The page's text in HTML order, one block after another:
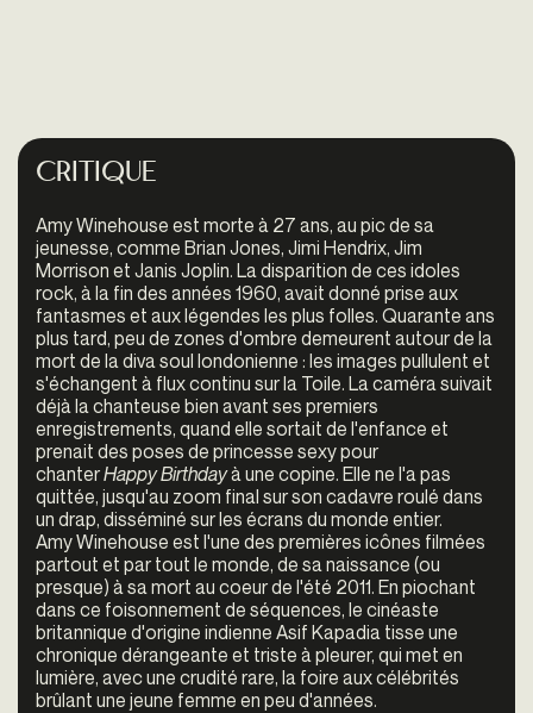
Critique
Amy Winehouse est morte à 27 ans, au pic de sa
jeunesse, comme Brian Jones, Jimi Hendrix, Jim
Morrison et Janis Joplin. La disparition de ces idoles
rock, à la fin des années 1960, avait donné prise aux
fantasmes et aux légendes les plus folles. Quarante ans
plus tard, peu de zones d'ombre demeurent autour de la
mort de la diva soul londonienne : les images pullulent et
s'échangent à flux continu sur la Toile. La caméra suivait
déjà la chanteuse bien avant ses premiers
enregistrements, quand elle sortait de l'enfance et
prenait des poses de princesse sexy pour
chanterHappy Birthdayà une copine. Elle ne l'a pas
quittée, jusqu'au zoom final sur son cadavre roulé dans
un drap, disséminé sur les écrans du monde entier.
Amy Winehouse est l'une des premières icônes filmées
partout et par tout le monde, de sa naissance (ou
presque) à sa mort au coeur de l'été 2011. En piochant
dans ce foisonnement de séquences, le cinéaste
britannique d'origine indienne Asif Kapadia tisse une
chronique dérangeante et triste à pleurer, qui met en
lumière, avec une crudité rare, la foire aux célébrités
brûlant une jeune femme en peu d'années.